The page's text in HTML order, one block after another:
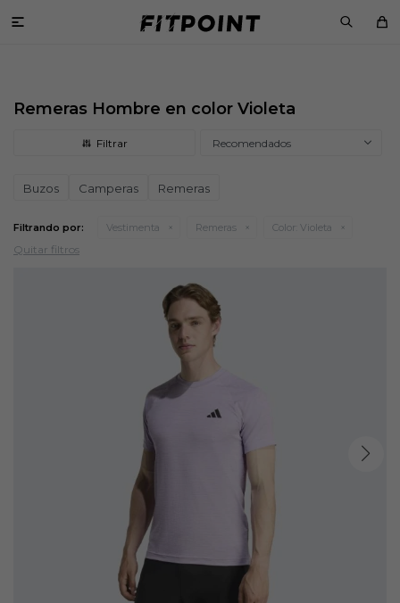

Remeras Hombre en color Violeta
Recomendados
Buzos Camperas Remeras
Filtrando por: Vestimenta Remeras Color: Violeta
Quitar filtros